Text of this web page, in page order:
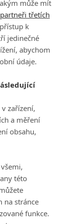
může mít
třetích
k
jedinečné
abychom
údaje.
zařízení,
a měření
obsahu,
této
na stránce
funkce.
4